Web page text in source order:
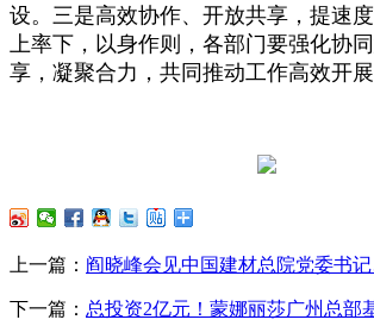
设。三是高效协作、开放共享，提速
上率下，以身作则，各部门要强化协
享，凝聚合力，共同推动工作高效开展
上一篇： 阎晓峰会见中国建材总院党委书
下一篇： 总投资2亿元！蒙娜丽莎广州总部